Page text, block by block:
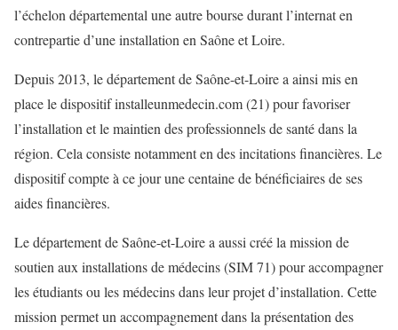
l’échelon départemental une autre bourse durant l’internat en
contrepartie d’une installation en Saône et Loire.
Depuis 2013, le département de Saône-et-Loire a ainsi mis en
place le dispositif installeunmedecin.com (21) pour favoriser
l’installation et le maintien des professionnels de santé dans la
région. Cela consiste notamment en des incitations financières. Le
dispositif compte à ce jour une centaine de bénéficiaires de ses
aides financières.
Le département de Saône-et-Loire a aussi créé la mission de
soutien aux installations de médecins (SIM 71) pour accompagner
les étudiants ou les médecins dans leur projet d’installation. Cette
mission permet un accompagnement dans la présentation des